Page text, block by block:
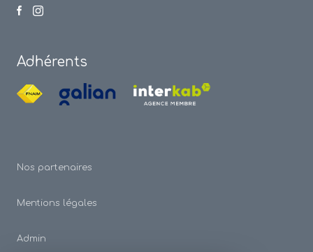
Adhérents
Nos partenaires
Mentions légales
Admin